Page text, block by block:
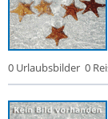
0 Urlaubsbilder 0